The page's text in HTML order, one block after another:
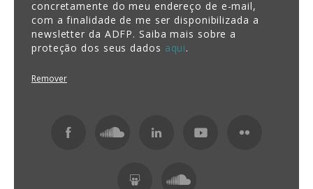
concretamente do meu endereço de e-mail,
com a finalidade de me ser disponibilizada a
newsletter da ADFP. Saiba mais sobre a
proteção dos seus dados aqui.
Remover